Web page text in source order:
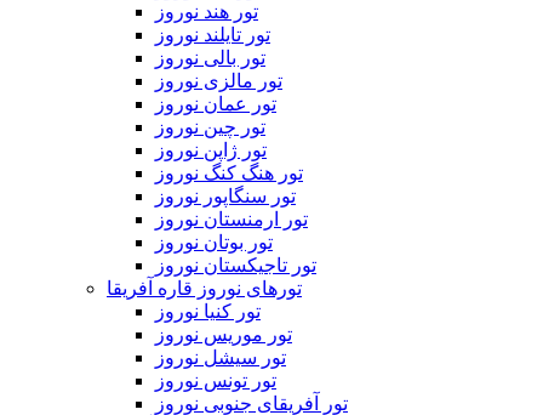
تور هند نوروز
تور تایلند نوروز
تور بالی نوروز
تور مالزی نوروز
تور عمان نوروز
تور چین نوروز
تور ژاپن نوروز
تور هنگ کنگ نوروز
تور سنگاپور نوروز
تور ارمنستان نوروز
تور بوتان نوروز
تور تاجیکستان نوروز
تورهای نوروز قاره آفریقا
تور کنیا نوروز
تور موریس نوروز
تور سیشل نوروز
تور تونس نوروز
تور آفریقای جنوبی نوروز